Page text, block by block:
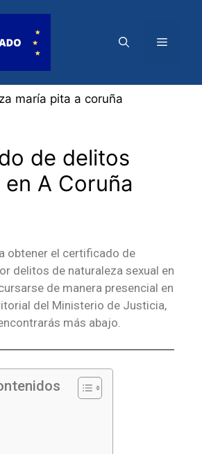
de delitos
A Coruña
obtener el certificado de
delitos de naturaleza sexual en
de manera presencial en
del Ministerio de Justicia,
más abajo.